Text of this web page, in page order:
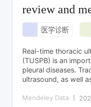
review and
医学诊断
Real-time thoracic
(TUSPB) is an
pleural diseases.
ultrasound, as well
Mendeley Data